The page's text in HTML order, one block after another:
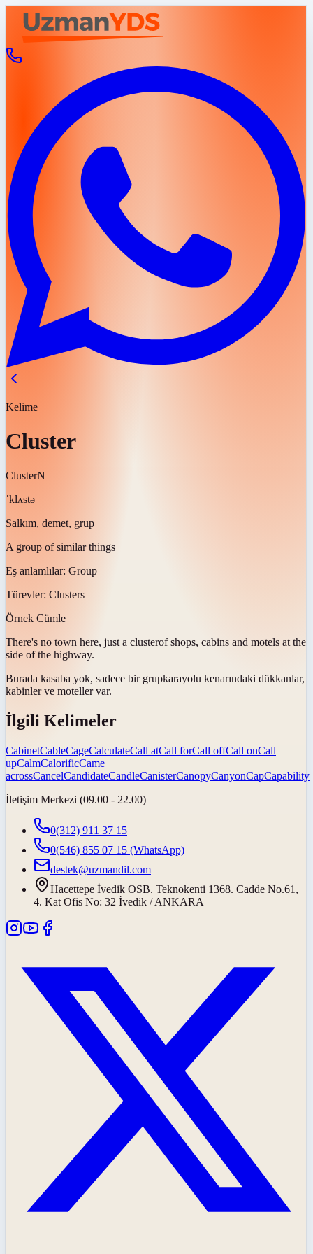
Kelime
Cluster
ClusterN
ˈklʌstə
Salkım, demet, grup
A group of similar things
Eş anlamlılar: Group
Türevler: Clusters
Örnek Cümle
There's no town here, just a clusterof shops, cabins and motels at the
side of the highway.
Burada kasaba yok, sadece bir grupkarayolu kenarındaki dükkanlar,
kabinler ve moteller var.
İlgili Kelimeler
CabinetCableCageCalculateCall atCall forCall offCall onCall
upCalmCalorificCame
acrossCancelCandidateCandleCanisterCanopyCanyonCapCapability
İletişim Merkezi (09.00 - 22.00)
0(312) 911 37 15
0(546) 855 07 15 (WhatsApp)
destek@uzmandil.com
Hacettepe İvedik OSB. Teknokenti 1368. Cadde No.61,
4. Kat Ofis No: 32 İvedik / ANKARA